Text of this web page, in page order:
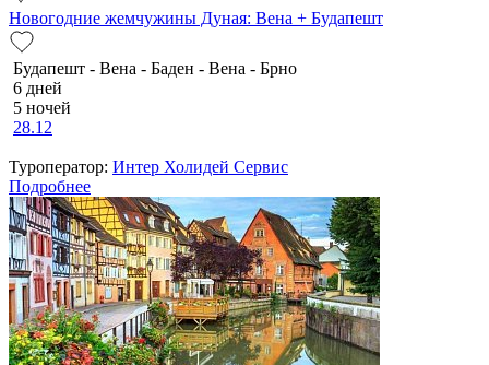
Новогодние жемчужины Дуная: Вена + Будапешт
Будапешт - Вена - Баден - Вена - Брно
6 дней
5 ночей
28.12
Туроператор: Интер Холидей Сервис
Подробнее